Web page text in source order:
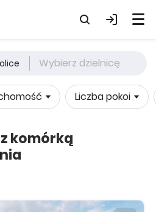
Wybierz dzielnicę
Liczba pokoi
komórką